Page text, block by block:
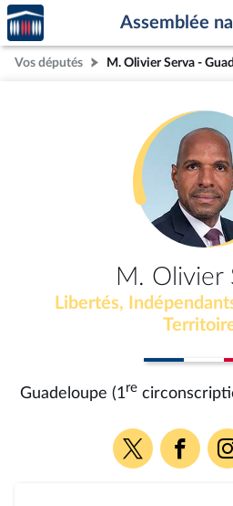
Aller au contenu
Aller en bas de la page
Accèder
à la
page
d'accueil
Assemblée
Vos députés
M. Olivier
Libertés,
Guadeloupe (1re
Voir
la
Voir
la